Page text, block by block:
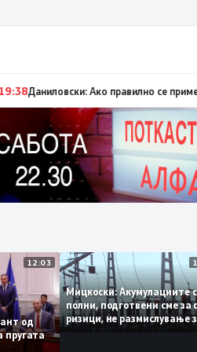
на СДСМ му пука и најновата
12:03
грант од
за пругата
Мицкоски:
полни, подготвени
ризици, не
поскапување на